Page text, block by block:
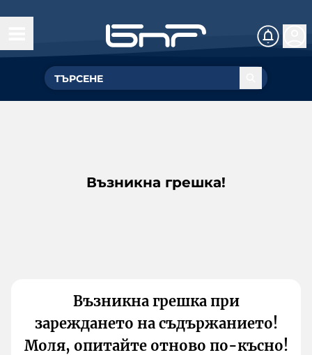
Възникна грешка!
Възникна грешка при
зареждането на съдържанието!
Моля, опитайте отново по-късно!